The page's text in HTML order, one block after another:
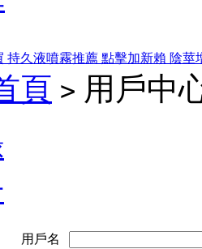
持久液噴霧推薦 點擊加新賴 陰莖
頁 > 用戶中
用戶名